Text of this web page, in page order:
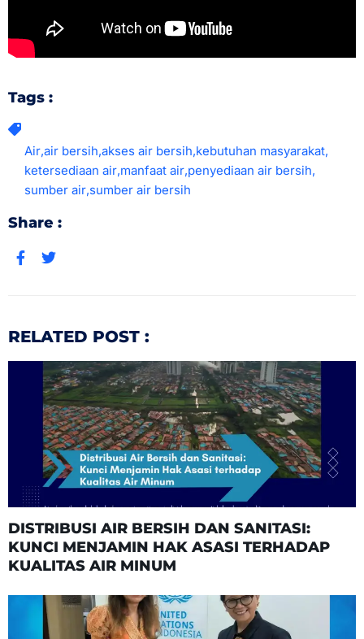
Tags :
Air,air bersih,akses air bersih,kebutuhan masyarakat,
ketersediaan air,manfaat air,penyediaan air bersih,
sumber air,sumber air bersih
Share :
RELATED POST :
DISTRIBUSI AIR BERSIH DAN SANITASI:
KUNCI MENJAMIN HAK ASASI TERHADAP
KUALITAS AIR MINUM